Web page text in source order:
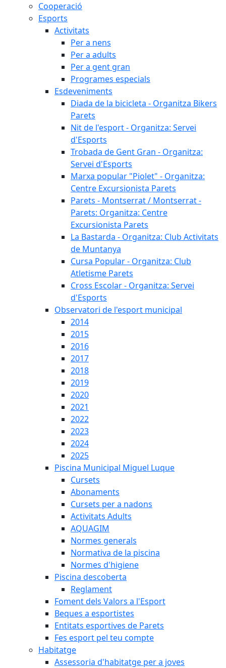
Cooperació
Esports
Activitats
Per a nens
Per a adults
Per a gent gran
Programes especials
Esdeveniments
Diada de la bicicleta - Organitza Bikers
Parets
Nit de l'esport - Organitza: Servei
d'Esports
Trobada de Gent Gran - Organitza:
Servei d'Esports
Marxa popular "Piolet" - Organitza:
Centre Excursionista Parets
Parets - Montserrat / Montserrat -
Parets: Organitza: Centre
Excursionista Parets
La Bastarda - Organitza: Club Activitats
de Muntanya
Cursa Popular - Organitza: Club
Atletisme Parets
Cross Escolar - Organitza: Servei
d'Esports
Observatori de l'esport municipal
2014
2015
2016
2017
2018
2019
2020
2021
2022
2023
2024
2025
Piscina Municipal Miguel Luque
Cursets
Abonaments
Cursets per a nadons
Activitats Adults
AQUAGIM
Normes generals
Normativa de la piscina
Normes d'higiene
Piscina descoberta
Reglament
Foment dels Valors a l'Esport
Beques a esportistes
Entitats esportives de Parets
Fes esport pel teu compte
Habitatge
Assessoria d'habitatge per a joves